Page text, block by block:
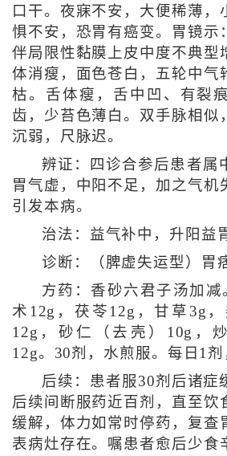
口干。夜寐不安，大便稀薄，
惧不安，恐胃有癌变。胃镜示
伴局限性黏膜上皮中度不典型
体消瘦，面色苍白，五轮中气
枯。舌体瘦，舌中凹、有裂
齿，少苔色薄白。双手脉相似
沉弱，尺脉迟。
辨证：四诊合参后患者属
胃气虚，中阳不足，加之气机
引发本病。
治法：益气补中，升阳益
诊断：（脾虚失运型）胃
方药：香砂六君子汤加减
术12g，茯苓12g，甘草3g
12g，砂仁（去壳）10g，
12g。30剂，水煎服。每日1剂
后续：患者服30剂后诸症
后续间断服药近百剂，直至饮
缓解，体力如常时停药，复查
表病灶存在。嘱患者愈后少食